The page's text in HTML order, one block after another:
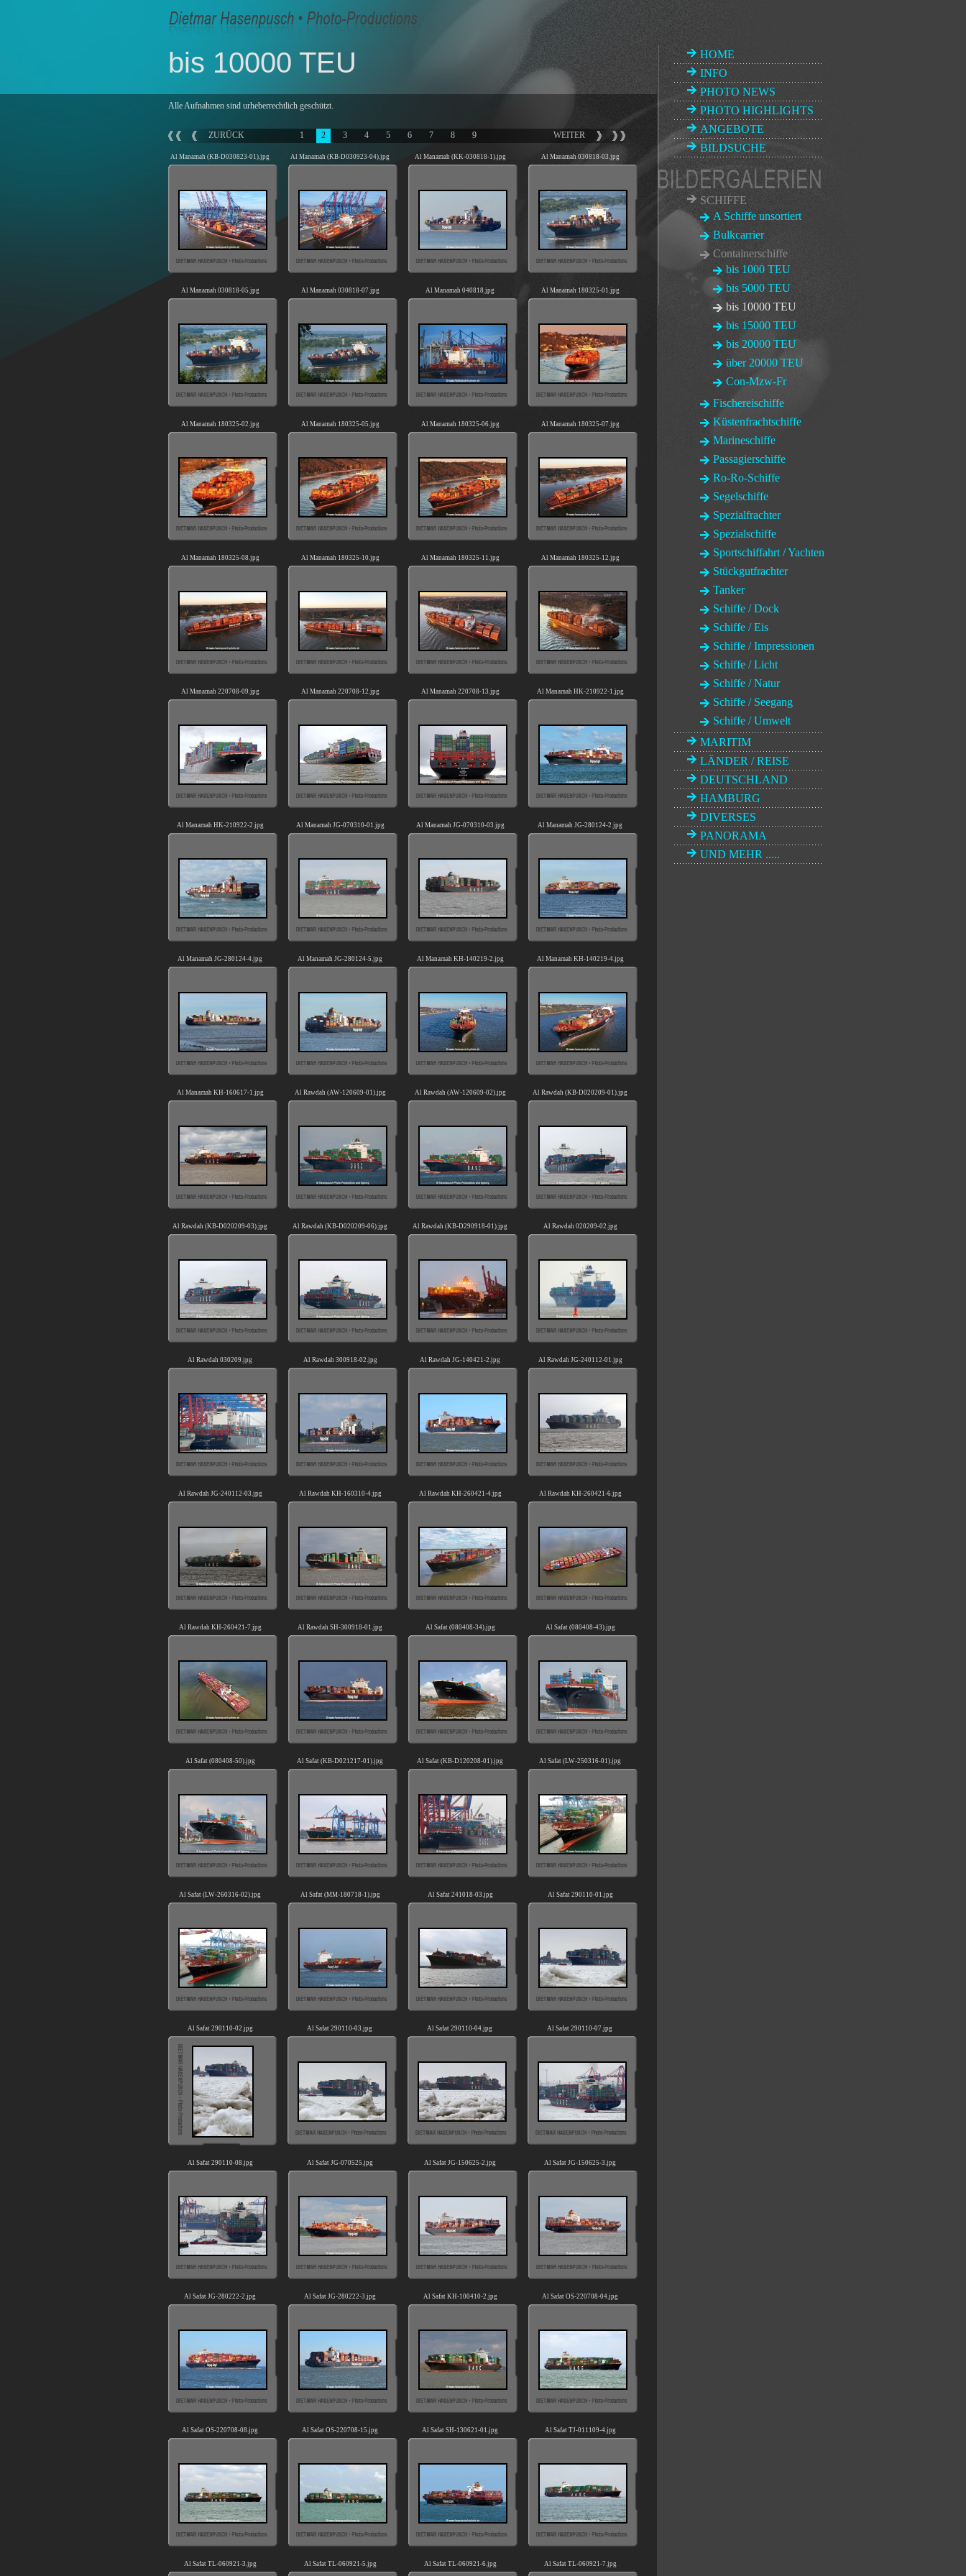
bis 10000 TEU
Alle Aufnahmen sind urheberrechtlich geschützt.
ZURÜCK 1 2 3 4 5 6 7 8 9 WEITER
Al Manamah (KB-D030823-01).jpg Al Manamah (KB-D030923-04).jpg Al Manamah (KK-030818-1).jpg Al Manamah 030818-03.jpg
Al Manamah 030818-05.jpg Al Manamah 030818-07.jpg Al Manamah 040818.jpg Al Manamah 180325-01.jpg
Al Manamah 180325-02.jpg Al Manamah 180325-05.jpg Al Manamah 180325-06.jpg Al Manamah 180325-07.jpg
Al Manamah 180325-08.jpg Al Manamah 180325-10.jpg Al Manamah 180325-11.jpg Al Manamah 180325-12.jpg
Al Manamah 220708-09.jpg Al Manamah 220708-12.jpg Al Manamah 220708-13.jpg Al Manamah HK-210922-1.jpg
Al Manamah HK-210922-2.jpg Al Manamah JG-070310-01.jpg Al Manamah JG-070310-03.jpg Al Manamah JG-280124-2.jpg
Al Manamah JG-280124-4.jpg Al Manamah JG-280124-5.jpg Al Manamah KH-140219-2.jpg Al Manamah KH-140219-4.jpg
Al Manamah KH-160617-1.jpg Al Rawdah (AW-120609-01).jpg Al Rawdah (AW-120609-02).jpg Al Rawdah (KB-D020209-01).jpg
Al Rawdah (KB-D020209-03).jpg Al Rawdah (KB-D020209-06).jpg Al Rawdah (KB-D290918-01).jpg Al Rawdah 020209-02.jpg
Al Rawdah 030209.jpg Al Rawdah 300918-02.jpg Al Rawdah JG-140421-2.jpg Al Rawdah JG-240112-01.jpg
Al Rawdah JG-240112-03.jpg Al Rawdah KH-160310-4.jpg Al Rawdah KH-260421-4.jpg Al Rawdah KH-260421-6.jpg
Al Rawdah KH-260421-7.jpg Al Rawdah SH-300918-01.jpg Al Safat (080408-34).jpg Al Safat (080408-43).jpg
Al Safat (080408-50).jpg Al Safat (KB-D021217-01).jpg Al Safat (KB-D120208-01).jpg Al Safat (LW-250316-01).jpg
Al Safat (LW-260316-02).jpg Al Safat (MM-180718-1).jpg Al Safat 241018-03.jpg Al Safat 290110-01.jpg
Al Safat 290110-02.jpg Al Safat 290110-03.jpg Al Safat 290110-04.jpg Al Safat 290110-07.jpg
Al Safat 290110-08.jpg Al Safat JG-070525.jpg Al Safat JG-150625-2.jpg Al Safat JG-150625-3.jpg
Al Safat JG-280222-2.jpg Al Safat JG-280222-3.jpg Al Safat KH-100410-2.jpg Al Safat OS-220708-04.jpg
Al Safat OS-220708-08.jpg Al Safat OS-220708-15.jpg Al Safat SH-130621-01.jpg Al Safat TJ-011109-4.jpg
Al Safat TL-060921-3.jpg Al Safat TL-060921-5.jpg Al Safat TL-060921-6.jpg Al Safat TL-060921-7.jpg
HOME
INFO
PHOTO NEWS
PHOTO HIGHLIGHTS
ANGEBOTE
BILDSUCHE
SCHIFFE
A Schiffe unsortiert
Bulkcarrier
Containerschiffe
bis 1000 TEU
bis 5000 TEU
bis 10000 TEU
bis 15000 TEU
bis 20000 TEU
über 20000 TEU
Con-Mzw-Fr
Fischereischiffe
Küstenfrachtschiffe
Marineschiffe
Passagierschiffe
Ro-Ro-Schiffe
Segelschiffe
Spezialfrachter
Spezialschiffe
Sportschiffahrt / Yachten
Stückgutfrachter
Tanker
Schiffe / Dock
Schiffe / Eis
Schiffe / Impressionen
Schiffe / Licht
Schiffe / Natur
Schiffe / Seegang
Schiffe / Umwelt
MARITIM
LÄNDER / REISE
DEUTSCHLAND
HAMBURG
DIVERSES
PANORAMA
UND MEHR .....